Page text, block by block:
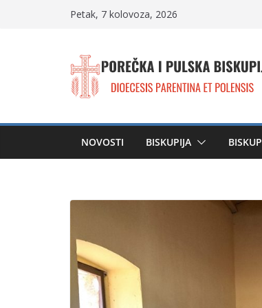
Petak, 7 kolovoza, 2026
NOVOSTI BISKUPIJA BISKUP